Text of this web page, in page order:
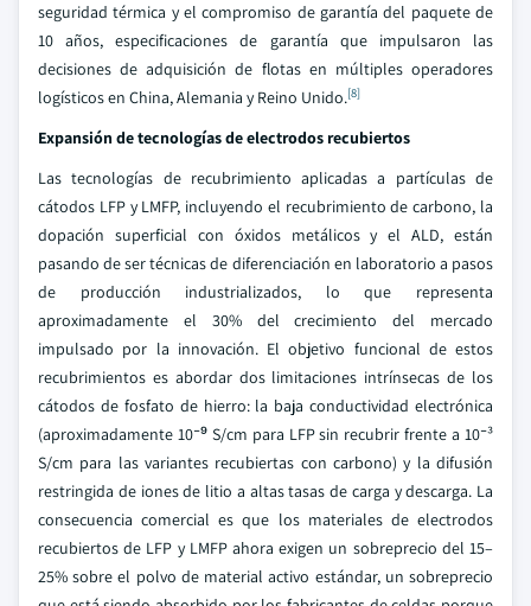
seguridad térmica y el compromiso de garantía del paquete de
10 años, especificaciones de garantía que impulsaron las
decisiones de adquisición de flotas en múltiples operadores
logísticos en China, Alemania y Reino Unido.[8]
Expansión de tecnologías de electrodos recubiertos
Las tecnologías de recubrimiento aplicadas a partículas de
cátodos LFP y LMFP, incluyendo el recubrimiento de carbono, la
dopación superficial con óxidos metálicos y el ALD, están
pasando de ser técnicas de diferenciación en laboratorio a pasos
de producción industrializados, lo que representa
aproximadamente el 30% del crecimiento del mercado
impulsado por la innovación. El objetivo funcional de estos
recubrimientos es abordar dos limitaciones intrínsecas de los
cátodos de fosfato de hierro: la baja conductividad electrónica
(aproximadamente 10⁻⁹ S/cm para LFP sin recubrir frente a 10⁻³
S/cm para las variantes recubiertas con carbono) y la difusión
restringida de iones de litio a altas tasas de carga y descarga. La
consecuencia comercial es que los materiales de electrodos
recubiertos de LFP y LMFP ahora exigen un sobreprecio del 15–
25% sobre el polvo de material activo estándar, un sobreprecio